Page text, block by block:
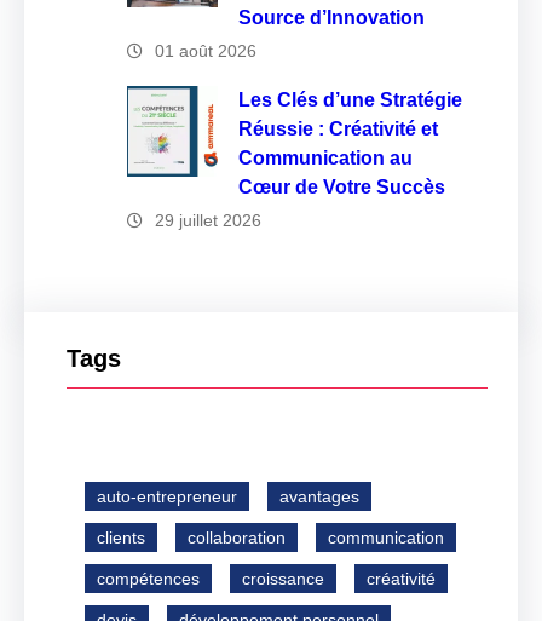
Source d’Innovation
01 août 2026
Les Clés d’une Stratégie
Réussie : Créativité et
Communication au
Cœur de Votre Succès
29 juillet 2026
Tags
auto-entrepreneur avantages
clients collaboration communication
compétences croissance créativité